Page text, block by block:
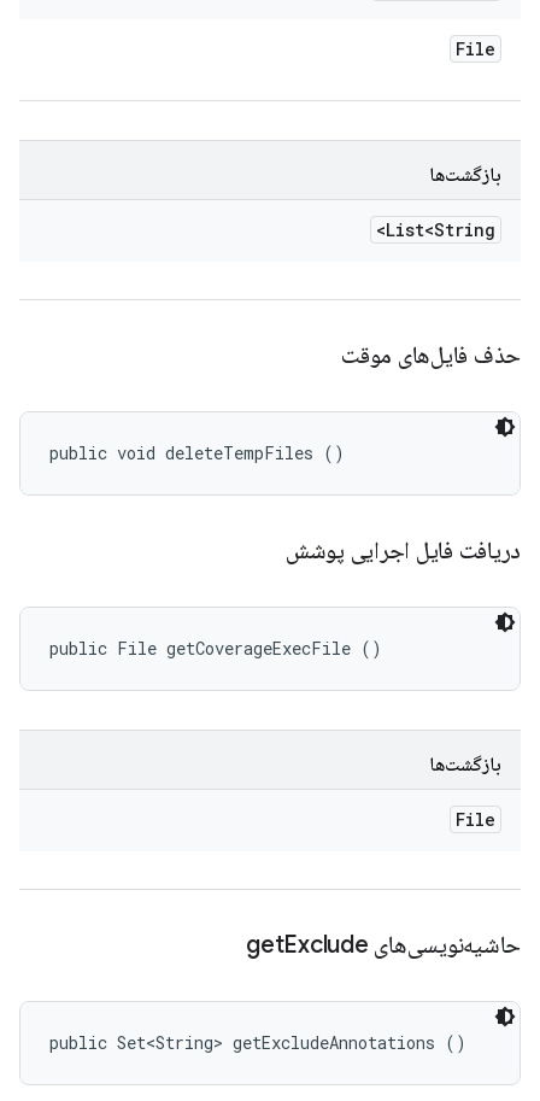
File
بازگشت‌ها
List<String>
حذف فایل‌های موقت
public void deleteTempFiles ()
دریافت فایل اجرایی پوشش
public File getCoverageExecFile ()
بازگشت‌ها
File
حاشیه‌نویسی‌های get Exclude
public Set<String> getExcludeAnnotations ()